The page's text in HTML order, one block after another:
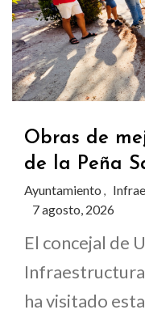
Obras de
de la Peña
Ayuntamiento ,
7 agosto, 2026
El concejal de
ha visitado